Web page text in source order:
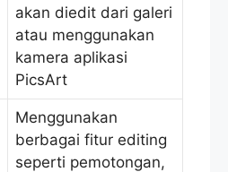
akan diedit dari galeri
atau menggunakan
kamera aplikasi
PicsArt
Menggunakan
berbagai fitur editing
seperti pemotongan,